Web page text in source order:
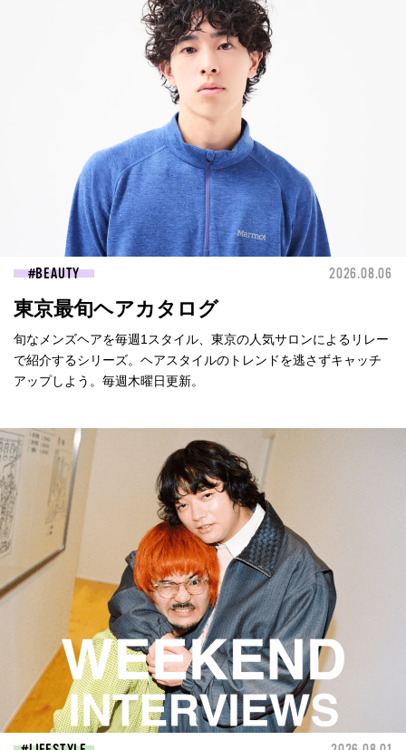
BEAUTY 2026.08.06
東京最旬ヘアカタログ
旬なメンズヘアを毎週1スタイル、東京の人気サロンによるリレー
で紹介するシリーズ。ヘアスタイルのトレンドを逃さずキャッチ
アップしよう。毎週木曜日更新。